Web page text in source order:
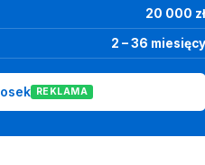
20 000 zł
2 – 36 miesięcy
REKLAMA